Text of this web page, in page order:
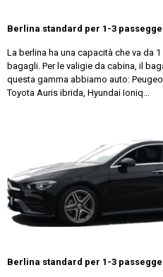
Berlina standard per 1-3
La berlina ha una capacità che va da
bagagli. Per le valigie da cabina, il
questa gamma abbiamo auto:
Toyota Auris ibrida, Hyundai Ioniq...
Berlina standard per 1-3